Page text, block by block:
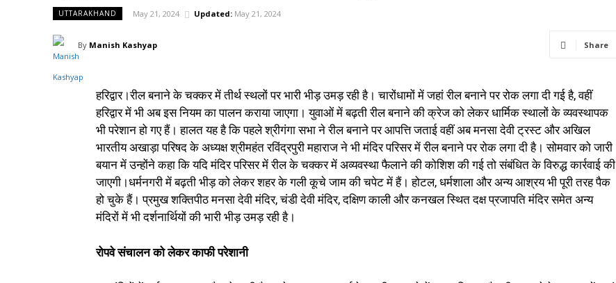
UTTARAKHAND May 21, 2024 Updated: May 21, 2024
By Manish Kashyap Share
हरिद्वार।रील बनाने के चक्कर में तीर्थ स्थलों पर भारी भीड़ उमड़ रही है। चारोंधामों में जहां रील बनाने पर रोक लगा दी गई है, वहीं
हरिद्वार में भी अब इस नियम का पालन कराया जाएगा। युवाओं में बढ़ती रील बनाने की क्रेज को लेकर धार्मिक स्थालों के व्यवस्थापक
भी परेशान हो गए हैं। हालत यह है कि पहले श्रीगंगा सभा ने रील बनाने पर आपत्ति जताई वहीं अब मनसा देवी ट्रस्ट और अखिल
भारतीय अखाड़ा परिषद के अध्यक्ष श्रीमहंत रविंद्रपुरी महाराज ने भी मंदिर परिसर में रील बनाने पर रोक लगा दी है। सोमवार को जारी
बयान में उन्होंने कहा कि यदि मंदिर परिसर में रील के चक्कर में अव्यवस्था फैलाने की कोशिश की गई तो संबंधित के विरुद्ध कार्रवाई की
जाएगी।धर्मनगरी में बढ़ती भीड़ को लेकर शहर के गली कूचे जाम की चपेट में हैं। होटल, धर्मशाला और अन्य आश्रय भी पूरी तरह पैक
हो चुके हैं। प्रमुख शक्तिपीठ मनसा देवी मंदिर, चंडी देवी मंदिर, दक्षिण काली और कनखल स्थित दक्ष प्रजापति मंदिर समेत अन्य
मंदिरों में भी दर्शनार्थियों की भारी भीड़ उमड़ रही है।
रोपवे संचालन को लेकर काफी परेशानी